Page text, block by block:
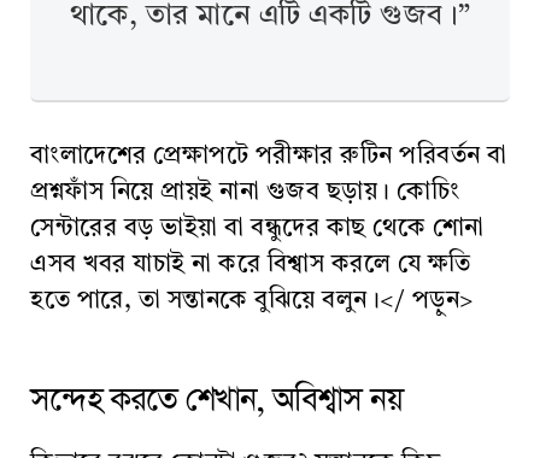
থাকে, তার মানে এটি একটি গুজব।”
বাংলাদেশের প্রেক্ষাপটে পরীক্ষার রুটিন পরিবর্তন বা
প্রশ্নফাঁস নিয়ে প্রায়ই নানা গুজব ছড়ায়। কোচিং
সেন্টারের বড় ভাইয়া বা বন্ধুদের কাছ থেকে শোনা
এসব খবর যাচাই না করে বিশ্বাস করলে যে ক্ষতি
হতে পারে, তা সন্তানকে বুঝিয়ে বলুন।</ পড়ুন>
সন্দেহ করতে শেখান, অবিশ্বাস নয়